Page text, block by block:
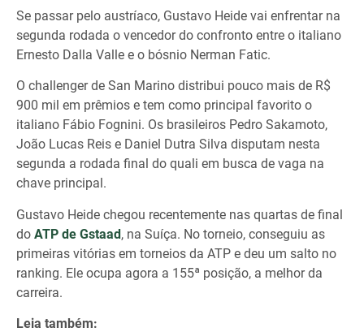
Se passar pelo austríaco, Gustavo Heide vai enfrentar na
segunda rodada o vencedor do confronto entre o italiano
Ernesto Dalla Valle e o bósnio Nerman Fatic.
O challenger de San Marino distribui pouco mais de R$
900 mil em prêmios e tem como principal favorito o
italiano Fábio Fognini. Os brasileiros Pedro Sakamoto,
João Lucas Reis e Daniel Dutra Silva disputam nesta
segunda a rodada final do quali em busca de vaga na
chave principal.
Gustavo Heide chegou recentemente nas quartas de final
do ATP de Gstaad, na Suíça. No torneio, conseguiu as
primeiras vitórias em torneios da ATP e deu um salto no
ranking. Ele ocupa agora a 155ª posição, a melhor da
carreira.
Leia também: